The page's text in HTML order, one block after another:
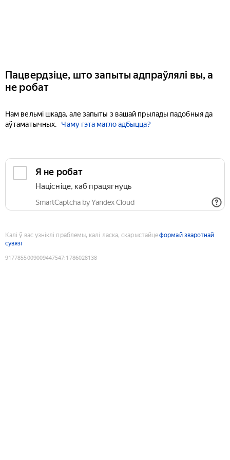
Пацвердзіце, што запыты адпраўлялі вы, а
не робат
Нам вельмі шкада, але запыты з вашай прылады падобныя да
аўтаматычных.
Чаму гэта магло адбыцца?
Я не робат
Націсніце, каб працягнуць
SmartCaptcha by Yandex Cloud
Калі ў вас узніклі праблемы, калі ласка, скарыстайцеформай зваротнай
сувязі
9177855009009447547:1786028138